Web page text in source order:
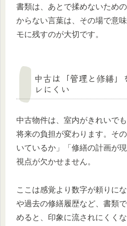
書類は、あとで揉めないため
からない言葉は、その場で意
モに残すのが大切です。
中古は「管理と修繕
レにくい
中古物件は、室内がきれいで
将来の負担が変わります。そ
いているか」「修繕の計画が
視点が欠かせません。
ここは感覚より数字が頼りに
や過去の修繕履歴など、書類
めると、印象に流されにくく